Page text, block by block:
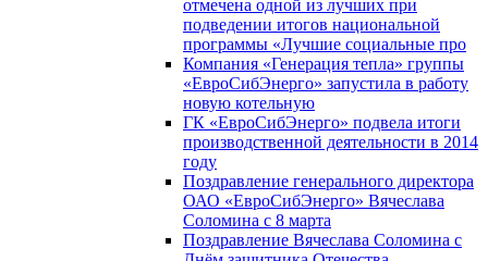
отмечена одной из лучших при
подведении итогов национальной
программы «Лучшие социальные про
Компания «Генерация тепла» группы
«ЕвроСибЭнерго» запустила в работу
новую котельную
ГК «ЕвроСибЭнерго» подвела итоги
производственной деятельности в 2014
году
Поздравление генерального директора
ОАО «ЕвроСибЭнерго» Вячеслава
Соломина с 8 марта
Поздравление Вячеслава Соломина с